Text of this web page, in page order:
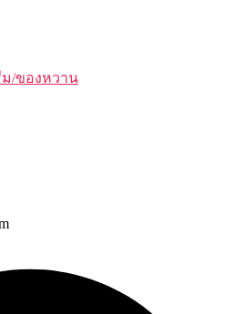
ม/ของหวาน